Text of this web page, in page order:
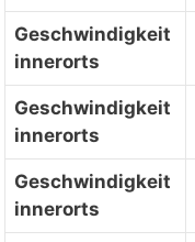
Geschwindigkeit
innerorts
Geschwindigkeit
innerorts
Geschwindigkeit
innerorts